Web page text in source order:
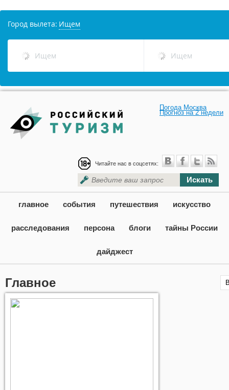
Погода Москва
Прогноз на 2 недели
Читайте нас в соцсетях:
Искать
главное события путешествия искусство
расследования персона блоги тайны России
дайджест
Главное